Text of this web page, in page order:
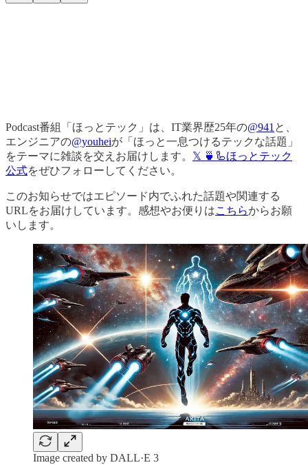
Podcast番組「ほっとテック」は、IT業界歴25年の@941 と、
エンジニアの@youheiが「ほっと一息つけるテックな話題」
をテーマに雑談を交えお届けします。 𝕏 🍵🦾ほっとテック
公式をぜひフォローしてください。
このお知らせではエピソード内でふれた話題や関連する
URLをお届けしています。感想やお便りはこちらからお願
いします。
Image created by DALL·E 3